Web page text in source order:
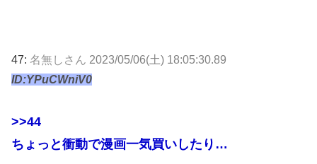
47: 名無しさん 2023/05/06(土) 18:05:30.89
ID:YPuCWniV0
>>44
ちょっと衝動で漫画一気買いしたり…